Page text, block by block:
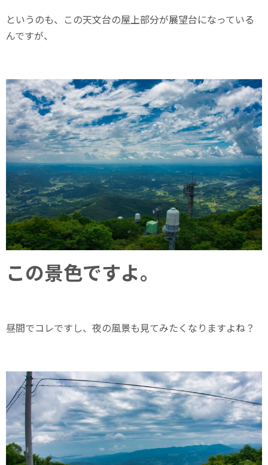
というのも、この天文台の屋上部分が展望台になっている
んですが、
この景色ですよ。
昼間でコレですし、夜の風景も見てみたくなりますよね？